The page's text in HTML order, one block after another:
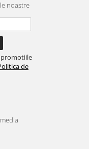
noastre
promotiile
de